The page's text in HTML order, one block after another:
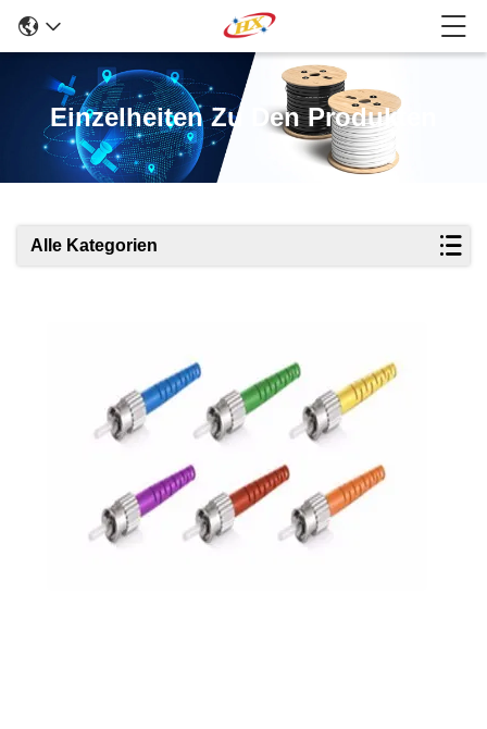
Einzelheiten Zu Den Produkten
Alle Kategorien